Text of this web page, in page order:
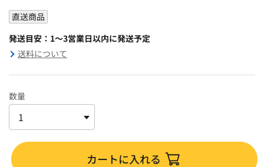
直送商品
発送目安：1～3営業日以内に発送予定
送料について
数量
カートに入れる